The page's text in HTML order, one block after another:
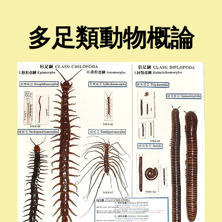
多足類動物概論